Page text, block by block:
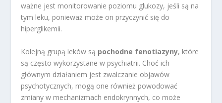
ważne jest monitorowanie poziomu glukozy, jeśli są na
tym leku, ponieważ może on przyczynić się do
hiperglikemii.
Kolejną grupą leków są pochodne fenotiazyny, które
są często wykorzystane w psychiatrii. Choć ich
głównym działaniem jest zwalczanie objawów
psychotycznych, mogą one również powodować
zmiany w mechanizmach endokrynnych, co może